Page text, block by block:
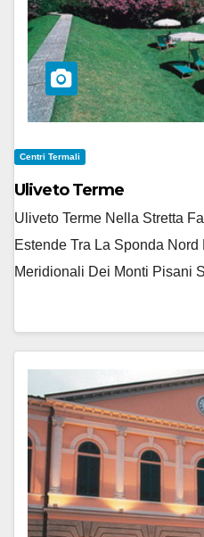
Centri Termali
Uliveto Terme
Uliveto Terme Nella Stretta
Estende Tra La Sponda
Meridionali Dei Monti Pisani